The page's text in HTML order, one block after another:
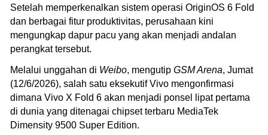
Setelah memperkenalkan sistem operasi OriginOS 6 Fold
dan berbagai fitur produktivitas, perusahaan kini
mengungkap dapur pacu yang akan menjadi andalan
perangkat tersebut.
Melalui unggahan di Weibo, mengutip GSM Arena, Jumat
(12/6/2026), salah satu eksekutif Vivo mengonfirmasi
dimana Vivo X Fold 6 akan menjadi ponsel lipat pertama
di dunia yang ditenagai chipset terbaru MediaTek
Dimensity 9500 Super Edition.